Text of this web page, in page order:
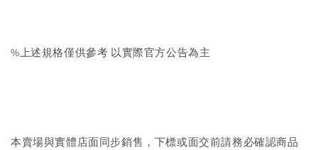
%上述規格僅供參考 以實際官方公告為主
本賣場與實體店面同步銷售，下標或面交前請務必確認商品